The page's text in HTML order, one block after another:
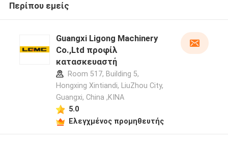
Περίπου εμείς
Guangxi Ligong Machinery
Co.,Ltd προφίλ
κατασκευαστή
Room 517, Building 5,
Hongxing Xintiandi, LiuZhou City,
Guangxi, China ,ΚΙΝΑ
5.0
Ελεγχμένος προμηθευτής